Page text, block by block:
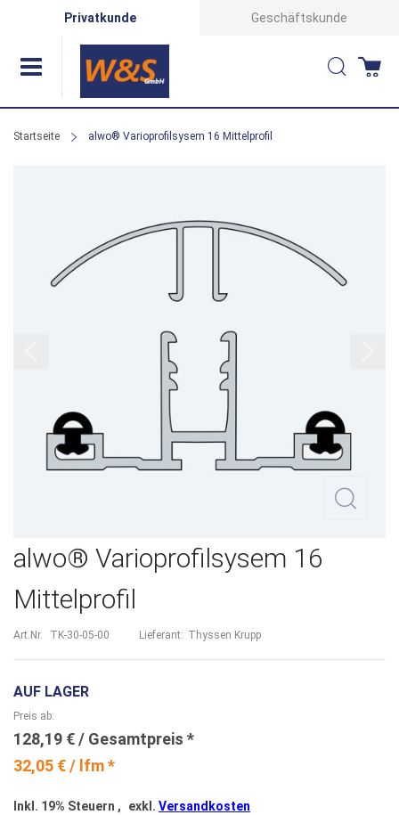
Privatkunde Geschäftskunde
Suche
Startseite alwo® Varioprofilsysem 16 Mittelprofil
Bildergalerie
springen
Zum
der
Bildergalerie
springen
alwo® Varioprofilsysem 16
Mittelprofil
Art.Nr. TK-30-05-00 Lieferant: Thyssen Krupp
AUF LAGER
32,05 € / lfm *
Preis ab
128,19 €
Inkl. 19% Steuern , exkl. Versandkosten